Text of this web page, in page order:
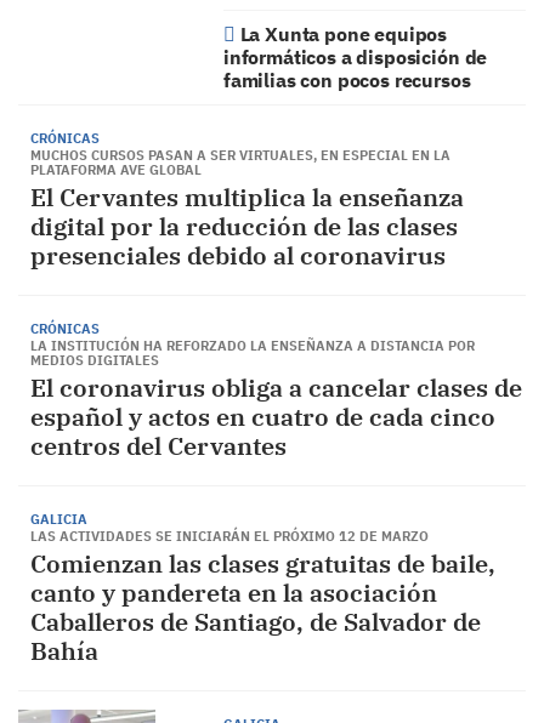
La Xunta pone equipos
informáticos a disposición de
familias con pocos recursos
CRÓNICAS
MUCHOS CURSOS PASAN A SER VIRTUALES, EN ESPECIAL EN LA
PLATAFORMA AVE GLOBAL
El Cervantes multiplica la enseñanza
digital por la reducción de las clases
presenciales debido al coronavirus
CRÓNICAS
LA INSTITUCIÓN HA REFORZADO LA ENSEÑANZA A DISTANCIA POR
MEDIOS DIGITALES
El coronavirus obliga a cancelar clases de
español y actos en cuatro de cada cinco
centros del Cervantes
GALICIA
LAS ACTIVIDADES SE INICIARÁN EL PRÓXIMO 12 DE MARZO
Comienzan las clases gratuitas de baile,
canto y pandereta en la asociación
Caballeros de Santiago, de Salvador de
Bahía